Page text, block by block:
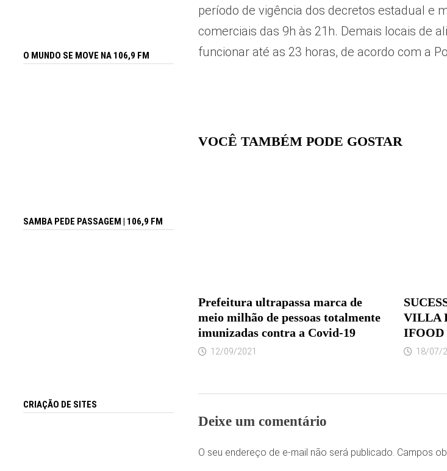
período de vigência dos decretos estadual e
comerciais das 9h às 21h. Demais locais de
funcionar até as 23 horas, de acordo com a
VOCÊ TAMBÉM PODE GOSTAR
Prefeitura ultrapassa marca de
meio milhão de pessoas totalmente
imunizadas contra a Covid-19
12/09/2021
VILLA
IFOOD
18/07/
Deixe um comentário
O seu endereço de e-mail não será publicado. Campos
O MUNDO SE MOVE NA 106,9 FM
SAMBA PEDE PASSAGEM | 106,9 FM
CRIAÇÃO DE SITES